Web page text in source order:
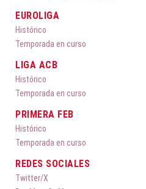
EUROLIGA
Histórico
Temporada en curso
LIGA ACB
Histórico
Temporada en curso
PRIMERA FEB
Histórico
Temporada en curso
REDES SOCIALES
Twitter/X